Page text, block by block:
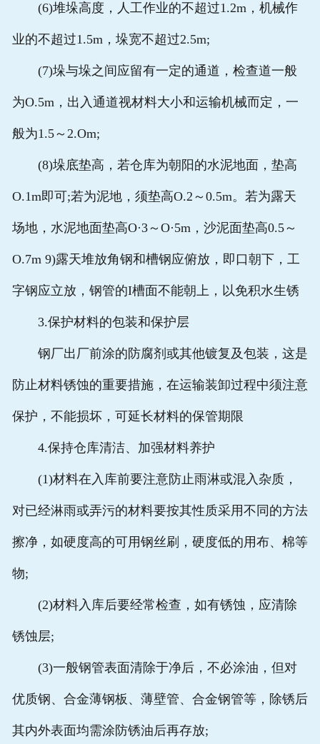
(6)堆垛高度，人工作业的不超过1.2m，机械作
业的不超过1.5m，垛宽不超过2.5m;
(7)垛与垛之间应留有一定的通道，检查道一般
为O.5m，出入通道视材料大小和运输机械而定，一
般为1.5～2.Om;
(8)垛底垫高，若仓库为朝阳的水泥地面，垫高
O.1m即可;若为泥地，须垫高O.2～0.5m。若为露天
场地，水泥地面垫高O·3～O·5m，沙泥面垫高0.5～
O.7m 9)露天堆放角钢和槽钢应俯放，即口朝下，工
字钢应立放，钢管的I槽面不能朝上，以免积水生锈
3.保护材料的包装和保护层
钢厂出厂前涂的防腐剂或其他镀复及包装，这是
防止材料锈蚀的重要措施，在运输装卸过程中须注意
保护，不能损坏，可延长材料的保管期限
4.保持仓库清洁、加强材料养护
(1)材料在入库前要注意防止雨淋或混入杂质，
对已经淋雨或弄污的材料要按其性质采用不同的方法
擦净，如硬度高的可用钢丝刷，硬度低的用布、棉等
物;
(2)材料入库后要经常检查，如有锈蚀，应清除
锈蚀层;
(3)一般钢管表面清除于净后，不必涂油，但对
优质钢、合金薄钢板、薄壁管、合金钢管等，除锈后
其内外表面均需涂防锈油后再存放;